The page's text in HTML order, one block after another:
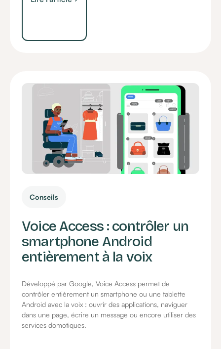
Conseils
Voice Access : contrôler un
smartphone Android
entièrement à la voix
Développé par Google, Voice Access permet de
contrôler entièrement un smartphone ou une tablette
Android avec la voix : ouvrir des applications, naviguer
dans une page, écrire un message ou encore utiliser des
services domotiques.